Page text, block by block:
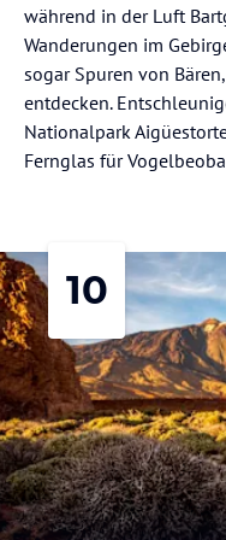
während in der Luft
Wanderungen im
sogar Spuren von
entdecken.
Nationalpark
Fernglas für
10